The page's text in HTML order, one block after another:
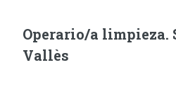
Operario/a limpieza.
Vallès